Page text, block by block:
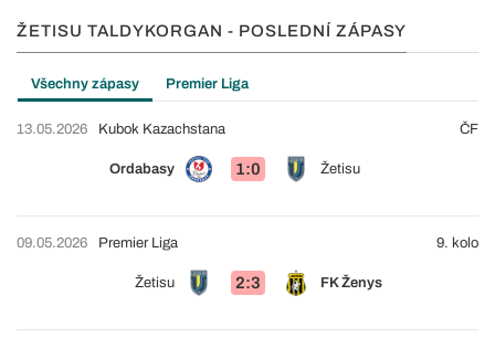
ŽETISU TALDYKORGAN - POSLEDNÍ ZÁPASY
Všechny zápasy Premier Liga
13.05.2026
Ordabasy 1:0 Žetisu
Kubok Kazachstana ČF
09.05.2026
Žetisu 2:3 FK Ženys
Premier Liga 9. kolo